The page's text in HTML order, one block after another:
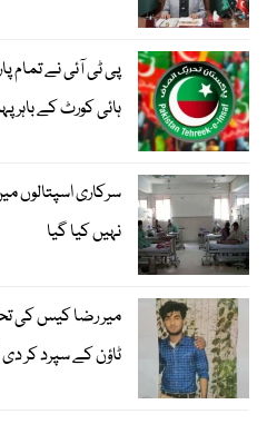
پی ٹی آئی نے تمام
ہائی کورٹ کے باہر
سرکاری اسپتالوں
نہیں کیا گیا
میر رضا کیس کی
ٹاؤن کے سپرد کر